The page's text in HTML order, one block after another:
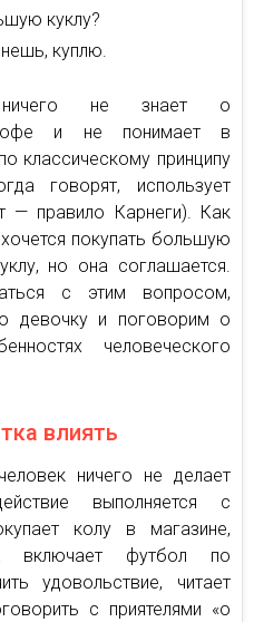
куклу?
куплю.
ничего не знает о
и не понимает в
классическому принципу
говорят, использует
— правило Карнеги). Как
покупать большую
но она соглашается.
с этим вопросом,
девочку и поговорим о
человеческого
влиять
ничего не делает
выполняется с
колу в магазине,
включает футбол по
удовольствие, читает
с приятелями «о